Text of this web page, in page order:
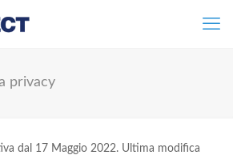
privacy
dal 17 Maggio 2022. Ultima modifica